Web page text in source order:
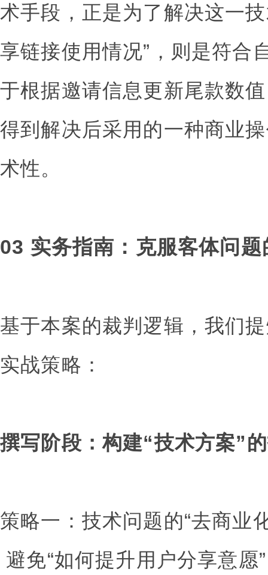
术手段，正是为了解决这一
享链接使用情况”，则是符合
于根据邀请信息更新尾款数
得到解决后采用的一种商业
术性。
03 实务指南：克服客体问题
基于本案的裁判逻辑，我们
实战策略：
撰写阶段：构建“技术方案”
策略一：技术问题的“去商业
避免“如何提升用户分享意愿